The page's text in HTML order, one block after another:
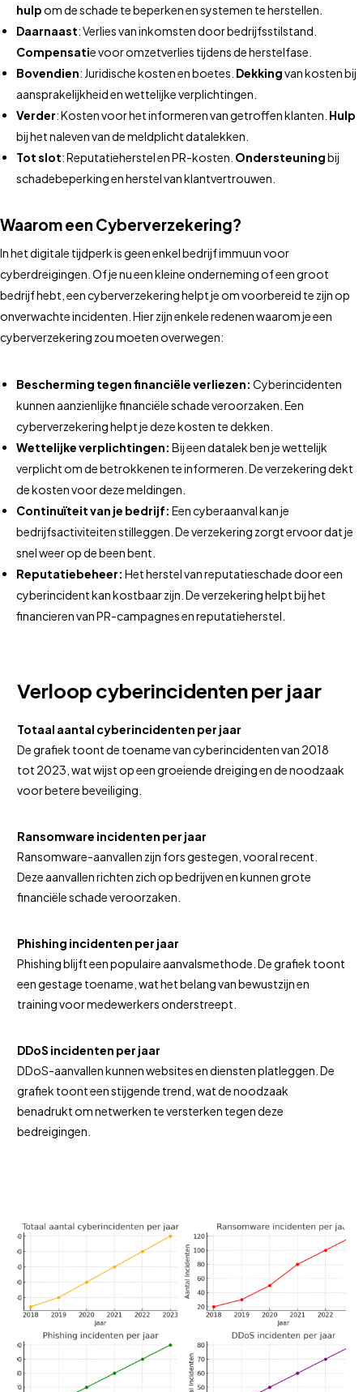
hulpom de schade te beperken en systemen te herstellen.
Daarnaast: Verlies van inkomsten door bedrijfsstilstand.
Compensatie voor omzetverlies tijdens de herstelfase.
Bovendien: Juridische kosten en boetes. Dekkingvan kosten bij
aansprakelijkheid en wettelijke verplichtingen.
Verder: Kosten voor het informeren van getroffen klanten. Hulp
bij het naleven van de meldplicht datalekken.
Tot slot: Reputatieherstel en PR-kosten. Ondersteuningbij
schadebeperking en herstel van klantvertrouwen.
Waarom een Cyberverzekering?
In het digitale tijdperk is geen enkel bedrijf immuun voor
cyberdreigingen. Of je nu een kleine onderneming of een groot
bedrijf hebt, een cyberverzekering helpt je om voorbereid te zijn op
onverwachte incidenten. Hier zijn enkele redenen waarom je een
cyberverzekering zou moeten overwegen:
Bescherming tegen financiële verliezen: Cyberincidenten
kunnen aanzienlijke financiële schade veroorzaken. Een
cyberverzekering helpt je deze kosten te dekken.
Wettelijke verplichtingen: Bij een datalek ben je wettelijk
verplicht om de betrokkenen te informeren. De verzekering dekt
de kosten voor deze meldingen.
Continuïteit van je bedrijf: Een cyberaanval kan je
bedrijfsactiviteiten stilleggen. De verzekering zorgt ervoor dat je
snel weer op de been bent.
Reputatiebeheer: Het herstel van reputatieschade door een
cyberincident kan kostbaar zijn. De verzekering helpt bij het
financieren van PR-campagnes en reputatieherstel.
Verloop cyberincidenten per jaar
Totaal aantal cyberincidenten per jaar
De grafiek toont de toename van cyberincidenten van 2018
tot 2023, wat wijst op een groeiende dreiging en de noodzaak
voor betere beveiliging.
Ransomware incidenten per jaar
Ransomware-aanvallen zijn fors gestegen, vooral recent.
Deze aanvallen richten zich op bedrijven en kunnen grote
financiële schade veroorzaken.
Phishing incidenten per jaar
Phishing blijft een populaire aanvalsmethode. De grafiek toont
een gestage toename, wat het belang van bewustzijn en
training voor medewerkers onderstreept.
DDoS incidenten per jaar
DDoS-aanvallen kunnen websites en diensten platleggen. De
grafiek toont een stijgende trend, wat de noodzaak
benadrukt om netwerken te versterken tegen deze
bedreigingen.